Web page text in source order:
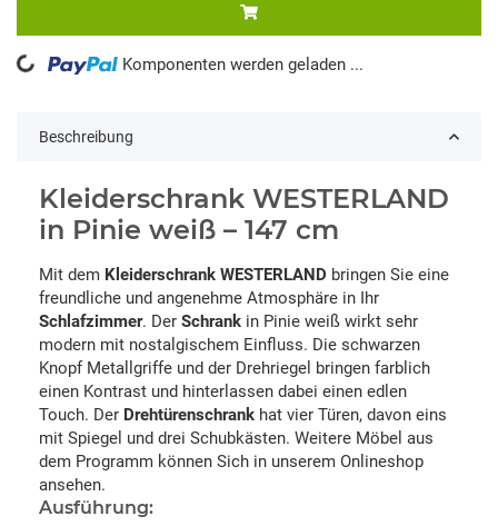
Komponenten werden geladen ...
Beschreibung
Kleiderschrank WESTERLAND
in Pinie weiß – 147 cm
Mit dem Kleiderschrank WESTERLAND bringen Sie eine
freundliche und angenehme Atmosphäre in Ihr
Schlafzimmer. Der Schrank in Pinie weiß wirkt sehr
modern mit nostalgischem Einfluss. Die schwarzen
Knopf Metallgriffe und der Drehriegel bringen farblich
einen Kontrast und hinterlassen dabei einen edlen
Touch. Der Drehtürenschrank hat vier Türen, davon eins
mit Spiegel und drei Schubkästen. Weitere Möbel aus
dem Programm können Sich in unserem Onlineshop
ansehen.
Ausführung: